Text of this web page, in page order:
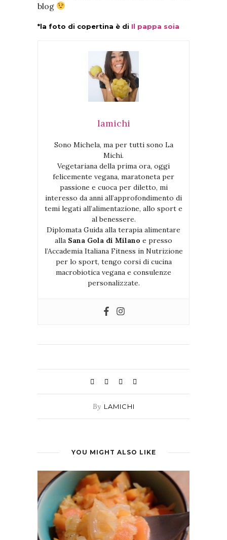
blog
*la foto di copertina è di Il pappa soia
lamichi
Sono Michela, ma per tutti sono La
Michi.
Vegetariana della prima ora, oggi
felicemente vegana, maratoneta per
passione e cuoca per diletto, mi
interesso da anni all’approfondimento di
temi legati all’alimentazione, allo sport e
al benessere.
Diplomata Guida alla terapia alimentare
alla Sana Gola di Milano e presso
l’Accademia Italiana Fitness in Nutrizione
per lo sport, tengo corsi di cucina
macrobiotica vegana e consulenze
personalizzate.
By LAMICHI
YOU MIGHT ALSO LIKE